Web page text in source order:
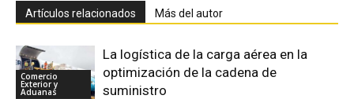
Artículos relacionados Más del autor
Comercio
Exterior y
Aduanas
La logística de la carga aérea en la
optimización de la cadena de
suministro